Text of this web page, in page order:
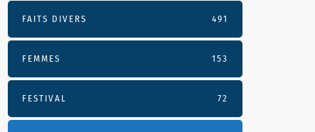
FAITS DIVERS 491
FEMMES 153
FESTIVAL 72